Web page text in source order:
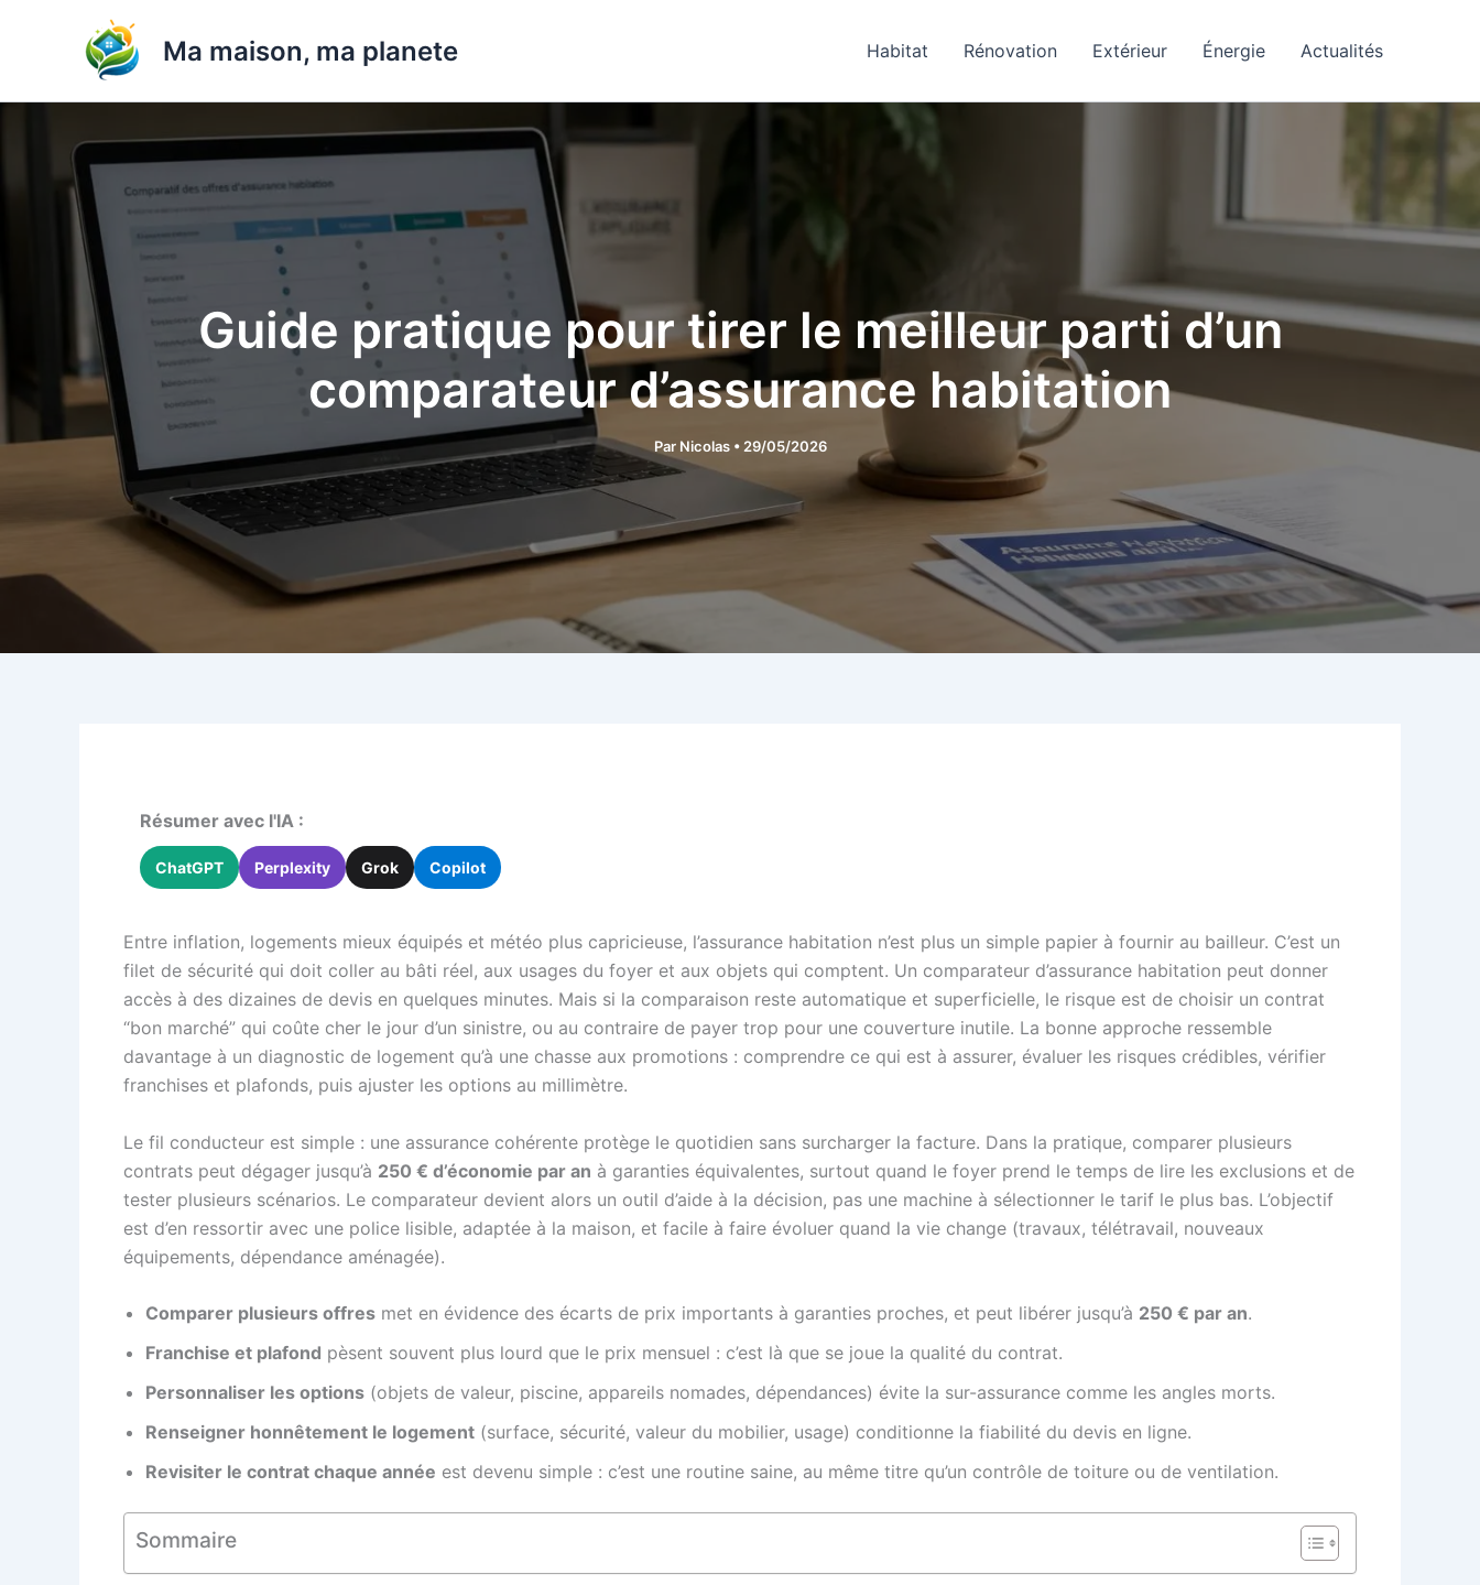
Ma maison, ma planete Habitat Rénovation Extérieur Énergie Actualités
Guide pratique pour tirer le meilleur parti d’un
comparateur d’assurance habitation
Par Nicolas • 29/05/2026
Résumer avec l'IA :
ChatGPT Perplexity Grok Copilot
Entre inflation, logements mieux équipés et météo plus capricieuse, l’assurance habitation n’est plus un simple papier à fournir au bailleur. C’est un
filet de sécurité qui doit coller au bâti réel, aux usages du foyer et aux objets qui comptent. Un comparateur d’assurance habitation peut donner
accès à des dizaines de devis en quelques minutes. Mais si la comparaison reste automatique et superficielle, le risque est de choisir un contrat
“bon marché” qui coûte cher le jour d’un sinistre, ou au contraire de payer trop pour une couverture inutile. La bonne approche ressemble
davantage à un diagnostic de logement qu’à une chasse aux promotions : comprendre ce qui est à assurer, évaluer les risques crédibles, vérifier
franchises et plafonds, puis ajuster les options au millimètre.
Le fil conducteur est simple : une assurance cohérente protège le quotidien sans surcharger la facture. Dans la pratique, comparer plusieurs
contrats peut dégager jusqu’à 250 € d’économie par an à garanties équivalentes, surtout quand le foyer prend le temps de lire les exclusions et de
tester plusieurs scénarios. Le comparateur devient alors un outil d’aide à la décision, pas une machine à sélectionner le tarif le plus bas. L’objectif
est d’en ressortir avec une police lisible, adaptée à la maison, et facile à faire évoluer quand la vie change (travaux, télétravail, nouveaux
équipements, dépendance aménagée).
Comparer plusieurs offres met en évidence des écarts de prix importants à garanties proches, et peut libérer jusqu’à 250 € par an.
Franchise et plafond pèsent souvent plus lourd que le prix mensuel : c’est là que se joue la qualité du contrat.
Personnaliser les options (objets de valeur, piscine, appareils nomades, dépendances) évite la sur-assurance comme les angles morts.
Renseigner honnêtement le logement (surface, sécurité, valeur du mobilier, usage) conditionne la fiabilité du devis en ligne.
Revisiter le contrat chaque année est devenu simple : c’est une routine saine, au même titre qu’un contrôle de toiture ou de ventilation.
Sommaire